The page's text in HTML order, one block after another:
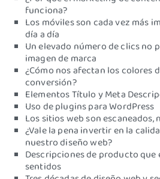
funciona?
Los móviles son cada vez más
día a día
Un elevado número de clics no
imagen de marca
¿Cómo nos afectan los colores
conversión?
Elementos Título y Meta
Uso de plugins para WordPress
Los sitios web son escaneados,
¿Vale la pena invertir en la
nuestro diseño web?
Descripciones de producto
sentidos